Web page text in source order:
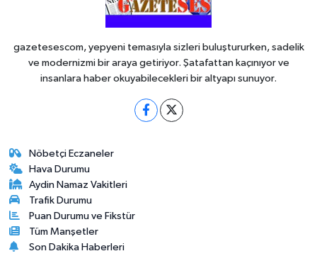
gazetesescom, yepyeni temasıyla sizleri buluştururken, sadelik
ve modernizmi bir araya getiriyor. Şatafattan kaçınıyor ve
insanlara haber okuyabilecekleri bir altyapı sunuyor.
Nöbetçi Eczaneler
Hava Durumu
Aydin Namaz Vakitleri
Trafik Durumu
Puan Durumu ve Fikstür
Tüm Manşetler
Son Dakika Haberleri